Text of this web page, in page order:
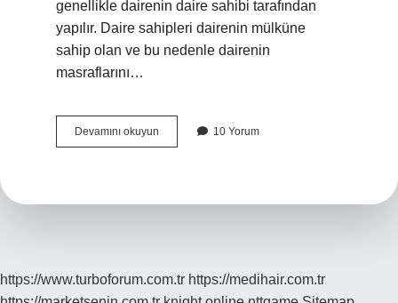
genellikle dairenin daire sahibi tarafından
yapılır. Daire sahipleri dairenin mülküne
sahip olan ve bu nedenle dairenin
masraflarını…
Devamını okuyun
Kim
10 Yorum
https://www.turboforum.com.tr https://medihair.com.tr